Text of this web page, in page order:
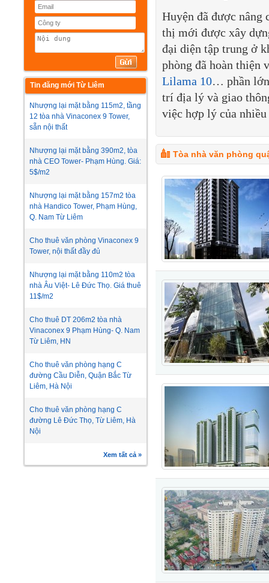
Tin đăng mới Từ Liêm
Nhượng lại mặt bằng 115m2, tầng
12 tòa nhà Vinaconex 9 Tower,
sẵn nội thất
Nhượng lại mặt bằng 390m2, tòa
nhà CEO Tower- Phạm Hùng. Giá:
5$/m2
Nhượng lại mặt bằng 157m2 tòa
nhà Handico Tower, Phạm Hùng,
Q. Nam Từ Liêm
Cho thuê văn phòng Vinaconex 9
Tower, nội thất đầy đủ
Nhượng lại mặt bằng 110m2 tòa
nhà Âu Việt- Lê Đức Thọ. Giá thuê
11$/m2
Cho thuê DT 206m2 tòa nhà
Vinaconex 9 Phạm Hùng- Q. Nam
Từ Liêm, HN
Cho thuê văn phòng hạng C
đường Cầu Diễn, Quận Bắc Từ
Liêm, Hà Nội
Cho thuê văn phòng hạng C
đường Lê Đức Thọ, Từ Liêm, Hà
Nội
Xem tất cả »
Huyện đã được nâng
thị mới được xây
đại diện tập trung ở
phòng đã hoàn thiện
Lilama 10… phần
trí địa lý và giao
việc hợp lý của
Tòa nhà văn phòng